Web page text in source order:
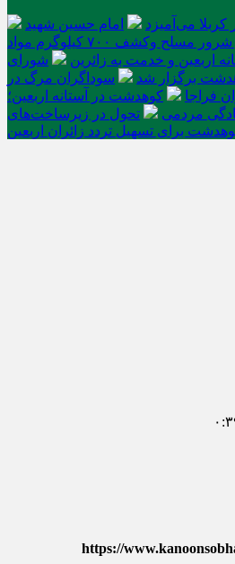
می‌آمیزد
امام حسین شهید
هلاکت چهار شرور مسلح وکشف ۷۰۰ کیلوگرم مواد
اربعین و خدمت‌ به زائرین
شورای
برگزار شد
سوداگران مرگ در
فراجا
کوهدشت در آستانه اربعین؛
مردمی
تحول در زیرساخت‌های
برای تسهیل تردد زائران اربعین
https://